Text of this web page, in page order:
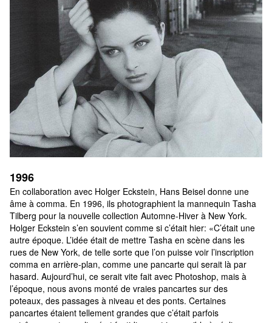
1996
En collaboration avec Holger Eckstein, Hans Beisel donne une
âme à comma. En 1996, ils photographient la mannequin Tasha
Tilberg pour la nouvelle collection Automne-Hiver à New York.
Holger Eckstein s’en souvient comme si c’était hier: «C’était une
autre époque. L’idée était de mettre Tasha en scène dans les
rues de New York, de telle sorte que l’on puisse voir l’inscription
comma en arrière-plan, comme une pancarte qui serait là par
hasard. Aujourd’hui, ce serait vite fait avec Photoshop, mais à
l’époque, nous avons monté de vraies pancartes sur des
poteaux, des passages à niveau et des ponts. Certaines
pancartes étaient tellement grandes que c’était parfois